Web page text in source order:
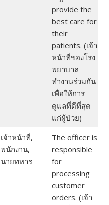
provide the
best care for
their
patients. (เจ้า
หน้าที่ของโรง
พยาบาล
ทำงานร่วมกัน
เพื่อให้การ
ดูแลที่ดีที่สุด
แก่ผู้ป่วย)
เจ้าหน้าที่,
พนักงาน,
นายทหาร
The officer is
responsible
for
processing
customer
orders. (เจ้า